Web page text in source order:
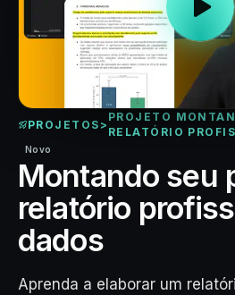
PROJETOS >
PROJETO
RELATÓRIO
Novo
Montando seu
relatório
dados
Aprenda a elaborar um